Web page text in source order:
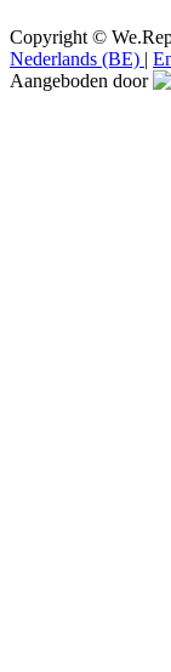
Copyright ©
Nederlands (BE) |
Aangeboden door